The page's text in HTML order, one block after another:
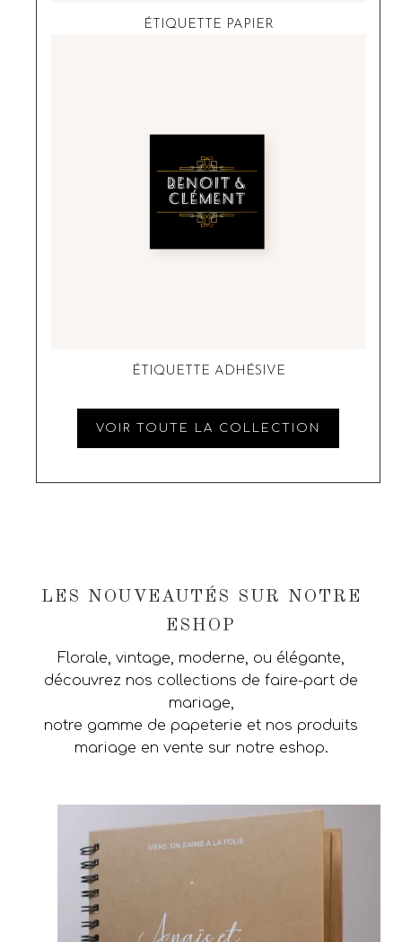
ÉTIQUETTE PAPIER
ÉTIQUETTE ADHÉSIVE
VOIR TOUTE LA COLLECTION
LES NOUVEAUTÉS SUR NOTRE
ESHOP
Florale, vintage, moderne, ou élégante,
découvrez nos collections de faire-part de
mariage,
notre gamme de papeterie et nos produits
mariage en vente sur notre eshop.